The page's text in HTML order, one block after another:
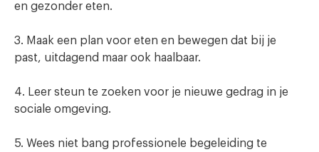
en gezonder eten.
3. Maak een plan voor eten en bewegen dat bij je
past, uitdagend maar ook haalbaar.
4. Leer steun te zoeken voor je nieuwe gedrag in je
sociale omgeving.
5. Wees niet bang professionele begeleiding te